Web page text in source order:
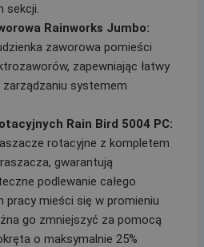
sekcji.
Rainworks Jumbo:
zaworowa pomieści
zapewniając łatwy
systemem
Rain Bird 5004 PC:
rotacyjne z kompletem
gwarantują
podlewanie całego
pracy mieści się w promieniu
go zmniejszyć za pomocą
o maksymalnie 25%